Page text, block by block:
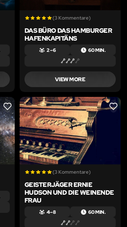
(3 Kommentare)
DAS BÜRO DAS HAMBURGER
HAFENKAPITÄNS
2 – 6 60 MIN.
VIEW MORE
LIKE LIKE
(3 Kommentare)
GEISTERJÄGER ERNIE
HUDSON UND DIE WEINENDE
FRAU
4 – 8 60 MIN.